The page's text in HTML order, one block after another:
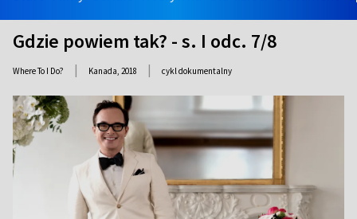
Gdzie powiem tak? - s. I odc. 7/8
Where To I Do? | Kanada, 2018 | cykl dokumentalny